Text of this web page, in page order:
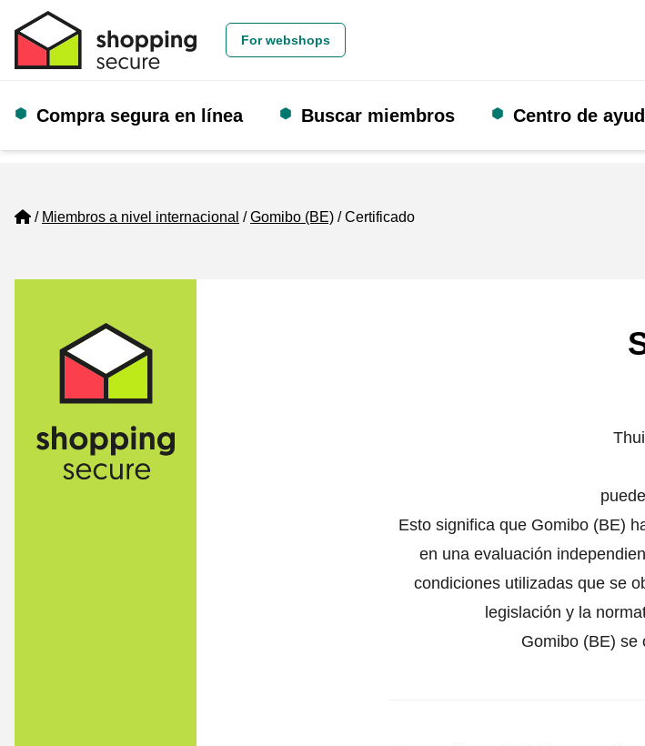
For webshops
Compra segura en línea Buscar miembros Centro de
Home
Miembros a nivel internacional Gomibo (BE) Certificado
Esto significa que Gomibo (BE)
en una evaluación
condiciones utilizadas que se
legislación y la
Gomibo (BE) se